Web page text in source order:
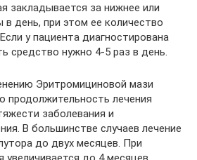
закладывается за нижнее или
день, при этом ее количество
у пациента диагностирована
средство нужно 4-5 раз в день.
Эритромициновой мази
продолжительность лечения
заболевания и
В большинстве случаев лечение
до двух месяцев. При